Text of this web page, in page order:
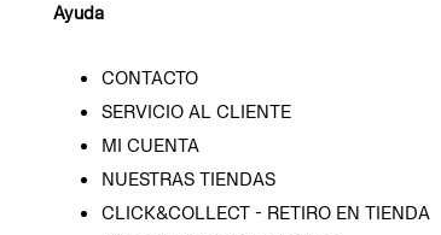
Ayuda
CONTACTO
SERVICIO AL CLIENTE
MI CUENTA
NUESTRAS TIENDAS
CLICK&COLLECT - RETIRO EN TIENDA